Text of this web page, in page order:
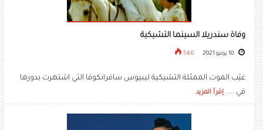
وفاة سندريلا السينما التشيكية
546
غيّب الموت الممثلة التشيكية ليبيوس سافرانكوفا التي اشتهرت بدورها
في ..... إقرأ المزيد